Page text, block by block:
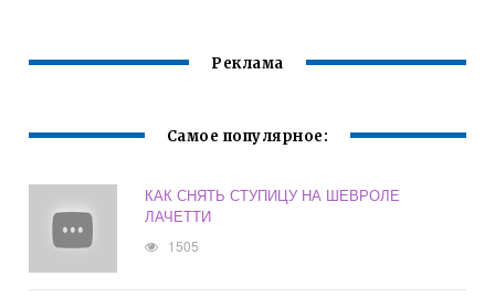
Реклама
Самое популярное:
КАК СНЯТЬ СТУПИЦУ НА ШЕВРОЛЕ
ЛАЧЕТТИ
1505